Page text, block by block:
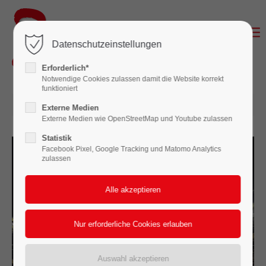
Login
Benutzername
Passwort
Lorem ipsum dolor sit amet:
24.02.2025 13:40
Datenschutzeinstellungen
Erforderlich*
Notwendige Cookies zulassen damit die Website korrekt
funktioniert
Externe Medien
Externe Medien wie OpenStreetMap und Youtube zulassen
Statistik
Facebook Pixel, Google Tracking und Matomo Analytics
zulassen